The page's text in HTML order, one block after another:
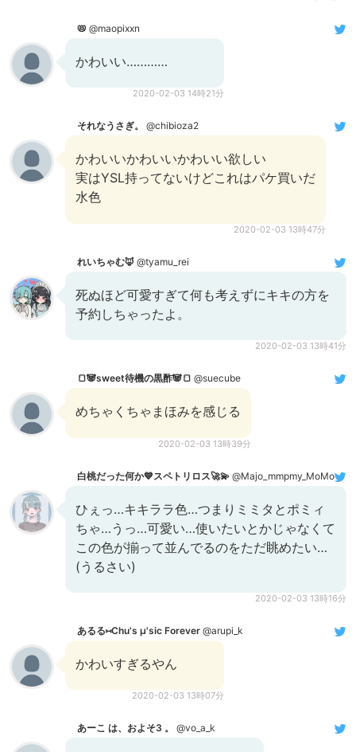
📛 @maopixxn
かわいい…………
2020-02-03 14時21分
それなうさぎ。 @chibioza2
かわいいかわいいかわいい欲しい
実はYSL持ってないけどこれはパケ買いだ
水色
2020-02-03 13時47分
れいちゃむ🦊 @tyamu_rei
死ぬほど可愛すぎて何も考えずにキキの方を
予約しちゃったよ。
2020-02-03 13時41分
🍞🐼sweet待機の黒酢🐼🍞 @suecube
めちゃくちゃまほみを感じる
2020-02-03 13時39分
白桃だった何か💙スペトリロス🚀💫 @Majo_mmpmy_MoMo
ひぇっ…キキララ色…つまりミミタとポミィ
ちゃ…うっ…可愛い…使いたいとかじゃなくて
この色が揃って並んでるのをただ眺めたい…
(うるさい)
2020-02-03 13時16分
あるる⑅Chu's μ'sic Forever @arupi_k
かわいすぎるやん
2020-02-03 13時07分
あーこ は、およそ3 。 @vo_a_k